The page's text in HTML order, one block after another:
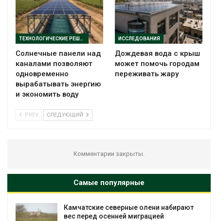
ТЕХНОЛОГИЧЕСКИЕ РЕШЕНИЯ
Солнечные панели над
каналами позволяют
одновременно
вырабатывать энергию
и экономить воду
ИССЛЕДОВАНИЯ
Дождевая вода с крыш
может помочь городам
переживать жару
PREV СЛЕДУЮЩИЙ
Комментарии закрыты.
Самые популярные
Камчатские северные олени набирают
вес перед осенней миграцией